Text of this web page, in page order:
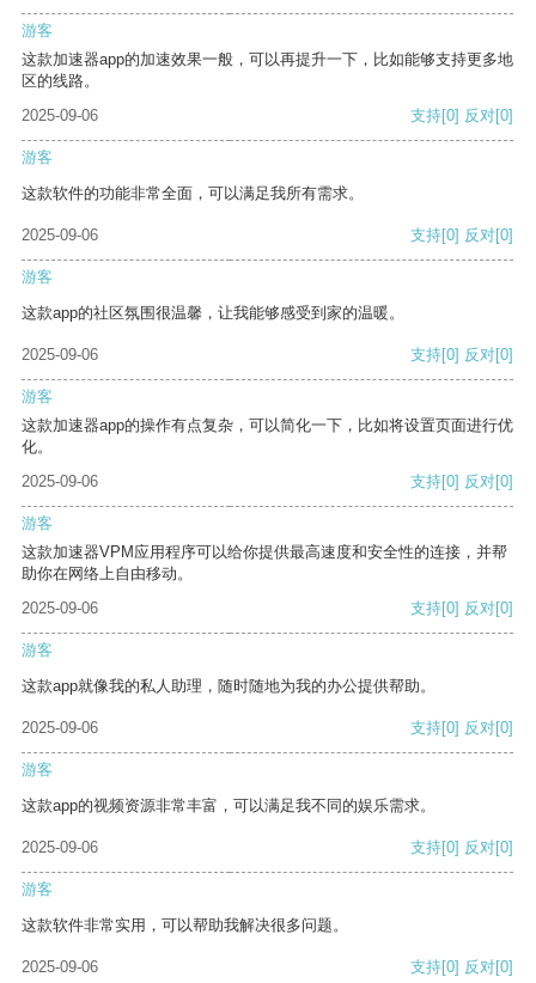
游客
这款加速器app的加速效果一般，可以再提升一下，比如能够支持更多地
区的线路。
2025-09-06
支持[0] 反对[0]
游客
这款软件的功能非常全面，可以满足我所有需求。
2025-09-06 支持[0] 反对[0]
游客
这款app的社区氛围很温馨，让我能够感受到家的温暖。
2025-09-06 支持[0] 反对[0]
游客
这款加速器app的操作有点复杂，可以简化一下，比如将设置页面进行优
化。
2025-09-06
支持[0] 反对[0]
游客
这款加速器VPM应用程序可以给你提供最高速度和安全性的连接，并帮
助你在网络上自由移动。
2025-09-06
支持[0] 反对[0]
游客
这款app就像我的私人助理，随时随地为我的办公提供帮助。
2025-09-06 支持[0] 反对[0]
游客
这款app的视频资源非常丰富，可以满足我不同的娱乐需求。
2025-09-06 支持[0] 反对[0]
游客
这款软件非常实用，可以帮助我解决很多问题。
2025-09-06 支持[0] 反对[0]